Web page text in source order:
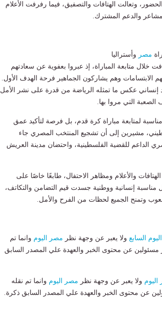
وتعالت الهتافات والتصفيق، فيما رفرفت الأعلام
والدعم المشترك.
مصر وأستراليا
متابعة المباراة، إذ عبروا بعفوية عن سعادتهم
وهم يشاركون الجماهير فرحة الهدف الأول.
إنساني عكس ما تمثله الرياضة من قدرة على نشر الأمل
التي مروا بها.
لمتابعة مباراة كرة قدم، بل فرصة لتأكيد عمق
مشيرين إلى أن تشجيع المنتخب المصري جاء
الداعم للقضية الفلسطينية، واحتضان مدينة العريش
والأعلام ومظاهر الاحتفال، طابعًا خاصًا على
مناسبة إنسانية ووطنية جسدت قيم التضامن والتكاتف،
وتمنح الجميع لحظات من الفرح والأمل.
اليوم السابع ولا يعبر عن وجهة نظر مصر اليوم وانما تم
مسئولين عن محتوى الخبر والعهدة علي المصدر السابق
ولا يعبر عن وجهة نظر مصر اليوم وانما تم نقله
عن محتوى الخبر والعهدة علي المصدر السابق ذكرة.